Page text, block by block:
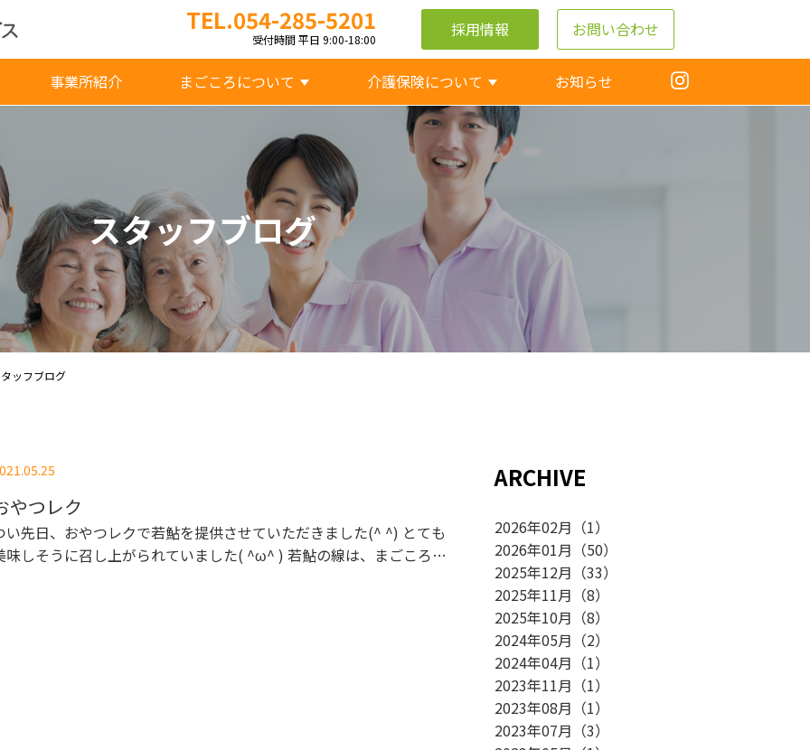
TEL.054-285-5201
受付時間 平日 9:00-18:00 採用情報 お問い合わせ
事業所紹介 まごころについて 介護保険について お知らせ
スタッフブログ
ッフブログ
やつレク
い先日、おやつレクで若鮎を提供させていただきました(^ ^) とても
しそうに召し上がられていました( ^ω^ ) 若鮎の線は、まごころ※
ARCHIVE
2026年02月 （1）
2026年01月 （50）
2025年12月 （33）
2025年11月 （8）
2025年10月 （8）
2024年05月 （2）
2024年04月 （1）
2023年11月 （1）
2023年08月 （1）
2023年07月 （3）